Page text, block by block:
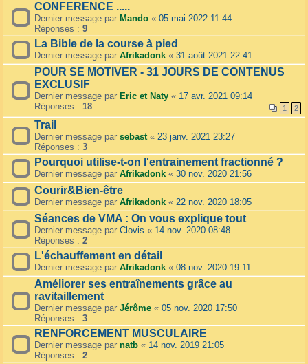
CONFERENCE .....
Dernier message par Mando « 05 mai 2022 11:44
Réponses : 9
La Bible de la course à pied
Dernier message par Afrikadonk « 31 août 2021 22:41
POUR SE MOTIVER - 31 JOURS DE CONTENUS
EXCLUSIF
Dernier message par Eric et Naty « 17 avr. 2021 09:14
Réponses : 18 1 2
Trail
Dernier message par sebast« 23 janv. 2021 23:27
Réponses : 3
Pourquoi utilise-t-on l'entrainement fractionné ?
Dernier message par Afrikadonk « 30 nov. 2020 21:56
Courir&Bien-être
Dernier message par Afrikadonk « 22 nov. 2020 18:05
Séances de VMA : On vous explique tout
Dernier message par Clovis « 14 nov. 2020 08:48
Réponses : 2
L'échauffement en détail
Dernier message par Afrikadonk « 08 nov. 2020 19:11
Améliorer ses entraînements grâce au
ravitaillement
Dernier message par Jérôme « 05 nov. 2020 17:50
Réponses : 3
RENFORCEMENT MUSCULAIRE
Dernier message par natb « 14 nov. 2019 21:05
Réponses : 2